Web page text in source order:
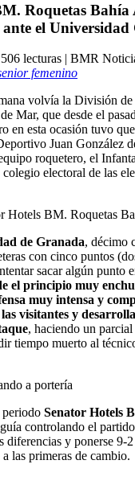
Roquetas Bahía
el Universidad
lecturas | BMR
femenino
volvía la División
Mar, que desde el
en esta ocasión tuvo
Juan González
roquetero, el
electoral de las
de Granada, décimo
con cinco puntos
sacar algún punto
el principio muy
muy intensa y
visitantes y
, haciendo un
tiempo muerto al
periodo Senator Hotels
controlando el
diferencias y ponerse 9-
las primeras de cambio.